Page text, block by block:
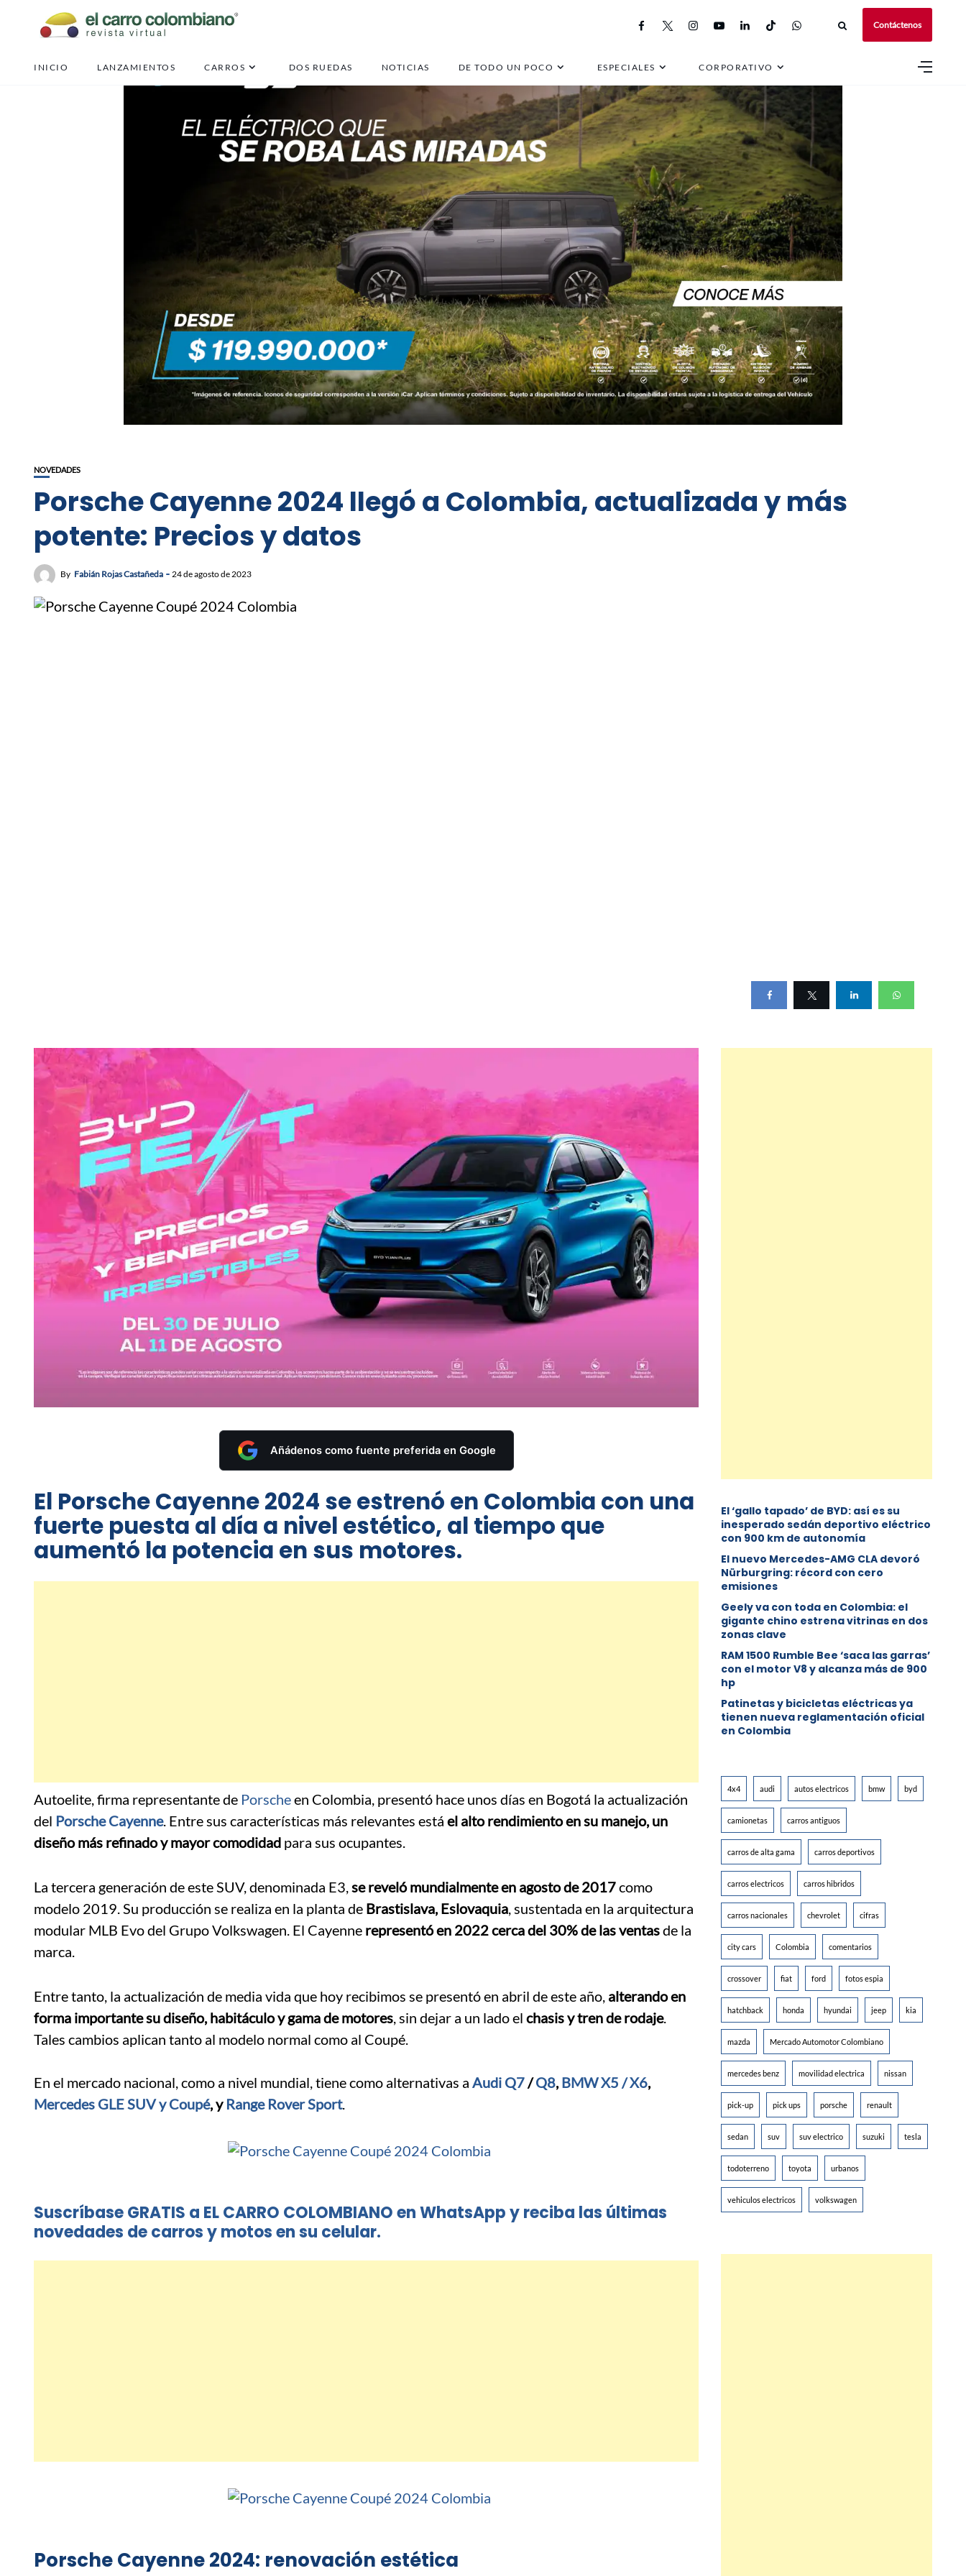
Contáctenos
INICIO LANZAMIENTOS CARROS DOS RUEDAS NOTICIAS DE TODO UN POCO ESPECIALES CORPORATIVO
NOVEDADES
Porsche Cayenne 2024 llegó a Colombia, actualizada y más
potente: Precios y datos
By Fabián Rojas Castañeda 24 de agosto de 2023
Añádenos como fuente preferida en Google
El Porsche Cayenne 2024 se estrenó en Colombia con una
fuerte puesta al día a nivel estético, al tiempo que
aumentó la potencia en sus motores.
Autoelite, firma representante de Porscheen Colombia, presentó hace unos días en Bogotá la actualización
del Porsche Cayenne. Entre sus características más relevantes está el alto rendimiento en su manejo, un
diseño más refinado y mayor comodidad para sus ocupantes.
La tercera generación de este SUV, denominada E3,se reveló mundialmente en agosto de 2017como
modelo 2019. Su producción se realiza en la planta de Brastislava, Eslovaquia, sustentada en la arquitectura
modular MLB Evo del Grupo Volkswagen. El Cayenne representó en 2022 cerca del 30% de las ventasde la
marca.
Entre tanto, la actualización de media vida que hoy recibimos se presentó en abril de este año, alterando en
forma importante su diseño, habitáculo y gama de motores, sin dejar a un lado el chasis y tren de rodaje.
Tales cambios aplican tanto al modelo normal como al Coupé.
En el mercado nacional, como a nivel mundial, tiene como alternativas a Audi Q7/Q8,BMW X5 / X6,
Mercedes GLE SUV y Coupé, y Range Rover Sport.
Suscríbase GRATIS a EL CARRO COLOMBIANO en WhatsApp y reciba las últimas
novedades de carros y motos en su celular.
Porsche Cayenne 2024: renovación estética
El ‘gallo tapado’ de BYD: así es su
inesperado sedán deportivo eléctrico
con 900 km de autonomía
El nuevo Mercedes-AMG CLA devoró
Nürburgring: récord con cero
emisiones
Geely va con toda en Colombia: el
gigante chino estrena vitrinas en dos
zonas clave
RAM 1500 Rumble Bee ‘saca las garras’
con el motor V8 y alcanza más de 900
hp
Patinetas y bicicletas eléctricas ya
tienen nueva reglamentación oficial
en Colombia
4x4 audi autos electricos bmw byd
camionetas carros antiguos
carros de alta gama carros deportivos
carros electricos carros hibridos
carros nacionales chevrolet cifras
city cars Colombia comentarios
crossover fiat ford fotos espia
hatchback honda hyundai jeep kia
mazda Mercado Automotor Colombiano
mercedes benz movilidad electrica nissan
pick-up pick ups porsche renault
sedan suv suv electrico suzuki tesla
todoterreno toyota urbanos
vehiculos electricos volkswagen